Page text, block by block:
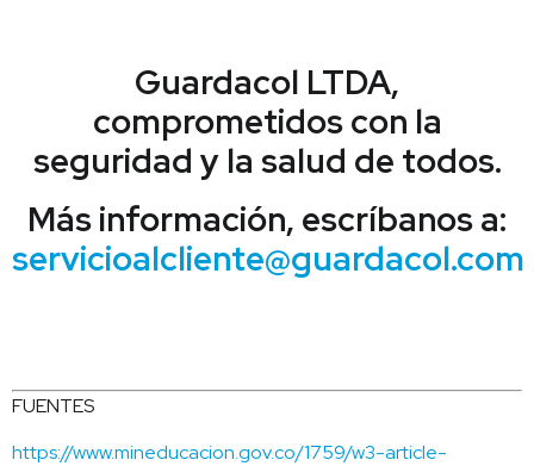
Guardacol LTDA,
comprometidos con la
seguridad y la salud de todos.
Más información, escríbanos a:
servicioalcliente@guardacol.com
FUENTES
https://www.mineducacion.gov.co/1759/w3-article-